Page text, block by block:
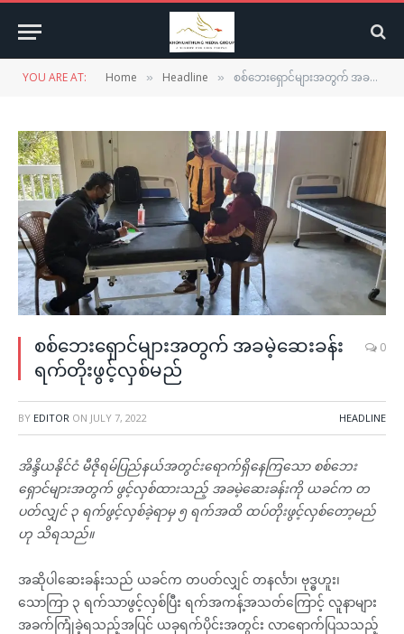
YOU ARE AT: Home » Headline » စစ်ဘေးရှောင်များအတွက် အခမဲ့ဆေးခန်းရက်တိုးဖွင့်လှစ်မည်
စစ်ဘေးရှောင်များအတွက် အခမဲ့ဆေးခန်း
ရက်တိုးဖွင့်လှစ်မည်
0
BY EDITOR ON JULY 7, 2022 HEADLINE
အိန္ဒိယနိုင်ငံ မီဇိုရမ်ပြည်နယ်အတွင်းရောက်ရှိနေကြသော စစ်ဘေး
ရှောင်များအတွက် ဖွင့်လှစ်ထားသည့် အခမဲ့ဆေးခန်းကို ယခင်က တ
ပတ်လျှင် ၃ ရက်ဖွင့်လှစ်ခဲ့ရာမှ ၅ ရက်အထိ ထပ်တိုးဖွင့်လှစ်တော့မည်
ဟု သိရသည်။
အဆိုပါဆေးခန်းသည် ယခင်က တပတ်လျှင် တနင်္လာ၊ ဗုဒ္ဓဟူး၊
သောကြာ ၃ ရက်သာဖွင့်လှစ်ပြီး ရက်အကန့်အသတ်ကြောင့် လူနာများ
အခက်ကြုံခဲ့ရသည့်အပြင် ယခုရက်ပိုင်းအတွင်း လာရောက်ပြသသည့်